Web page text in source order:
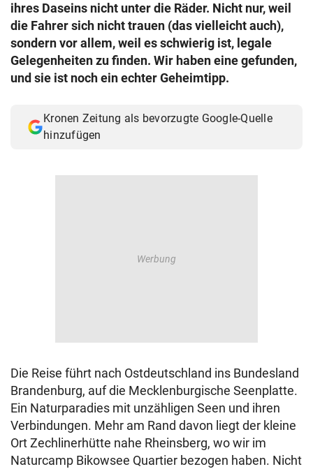
ihres Daseins nicht unter die Räder. Nicht nur, weil
die Fahrer sich nicht trauen (das vielleicht auch),
sondern vor allem, weil es schwierig ist, legale
Gelegenheiten zu finden. Wir haben eine gefunden,
und sie ist noch ein echter Geheimtipp.
Kronen Zeitung als bevorzugte Google-Quelle
hinzufügen
Die Reise führt nach Ostdeutschland ins Bundesland
Brandenburg, auf die Mecklenburgische Seenplatte.
Ein Naturparadies mit unzähligen Seen und ihren
Verbindungen. Mehr am Rand davon liegt der kleine
Ort Zechlinerhütte nahe Rheinsberg, wo wir im
Naturcamp Bikowsee Quartier bezogen haben. Nicht